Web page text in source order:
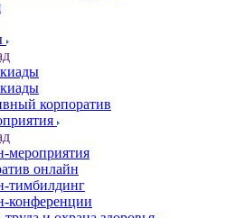
корпоратив
мероприятия
онлайн
тимбилдинг
конференции